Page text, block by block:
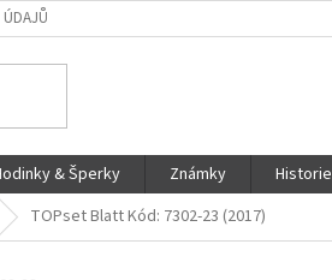
& Šperky Známky Historie
TOPset Blatt Kód: 7302-23 (2017)